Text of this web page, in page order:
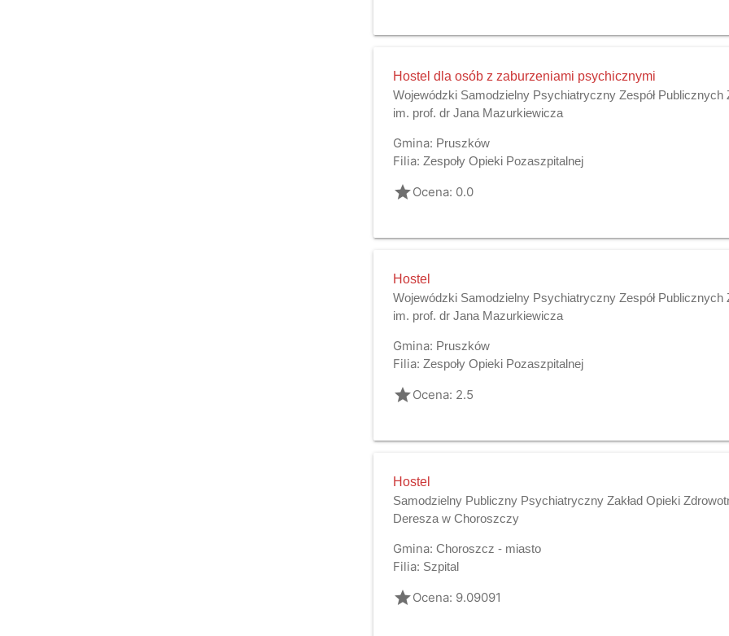
Hostel dla osób z zaburzeniami psychicznymi
Wojewódzki Samodzielny Psychiatryczny Zespół Publicznych
im. prof. dr Jana Mazurkiewicza
Gmina: Pruszków
Filia: Zespoły Opieki Pozaszpitalnej
gradeOcena: 0.0
Hostel
Wojewódzki Samodzielny Psychiatryczny Zespół Publicznych
im. prof. dr Jana Mazurkiewicza
Gmina: Pruszków
Filia: Zespoły Opieki Pozaszpitalnej
gradeOcena: 2.5
Hostel
Samodzielny Publiczny Psychiatryczny Zakład Opieki
Deresza w Choroszczy
Gmina: Choroszcz - miasto
Filia: Szpital
gradeOcena: 9.09091